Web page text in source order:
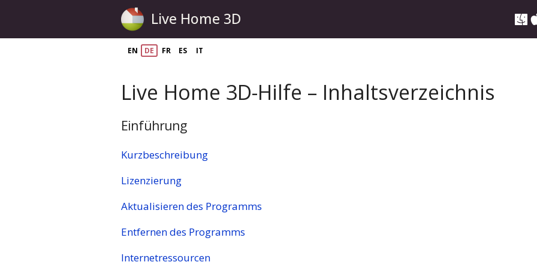
Live Home 3D
EN DE FR ES IT
Live Home 3D-Hilfe – Inhaltsverzeichnis
Einführung
Kurzbeschreibung
Lizenzierung
Aktualisieren des Programms
Entfernen des Programms
Internetressourcen